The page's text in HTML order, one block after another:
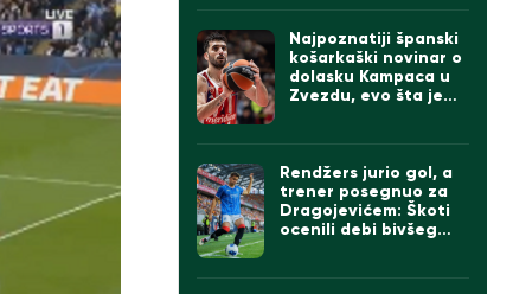
Najpoznatiji španski
košarkaški novinar o
dolasku Kampaca u
Zvezdu, evo šta je
Rendžers jurio gol, a
trener posegnuo za
Dragojevićem: Škoti
ocenili debi bivšeg